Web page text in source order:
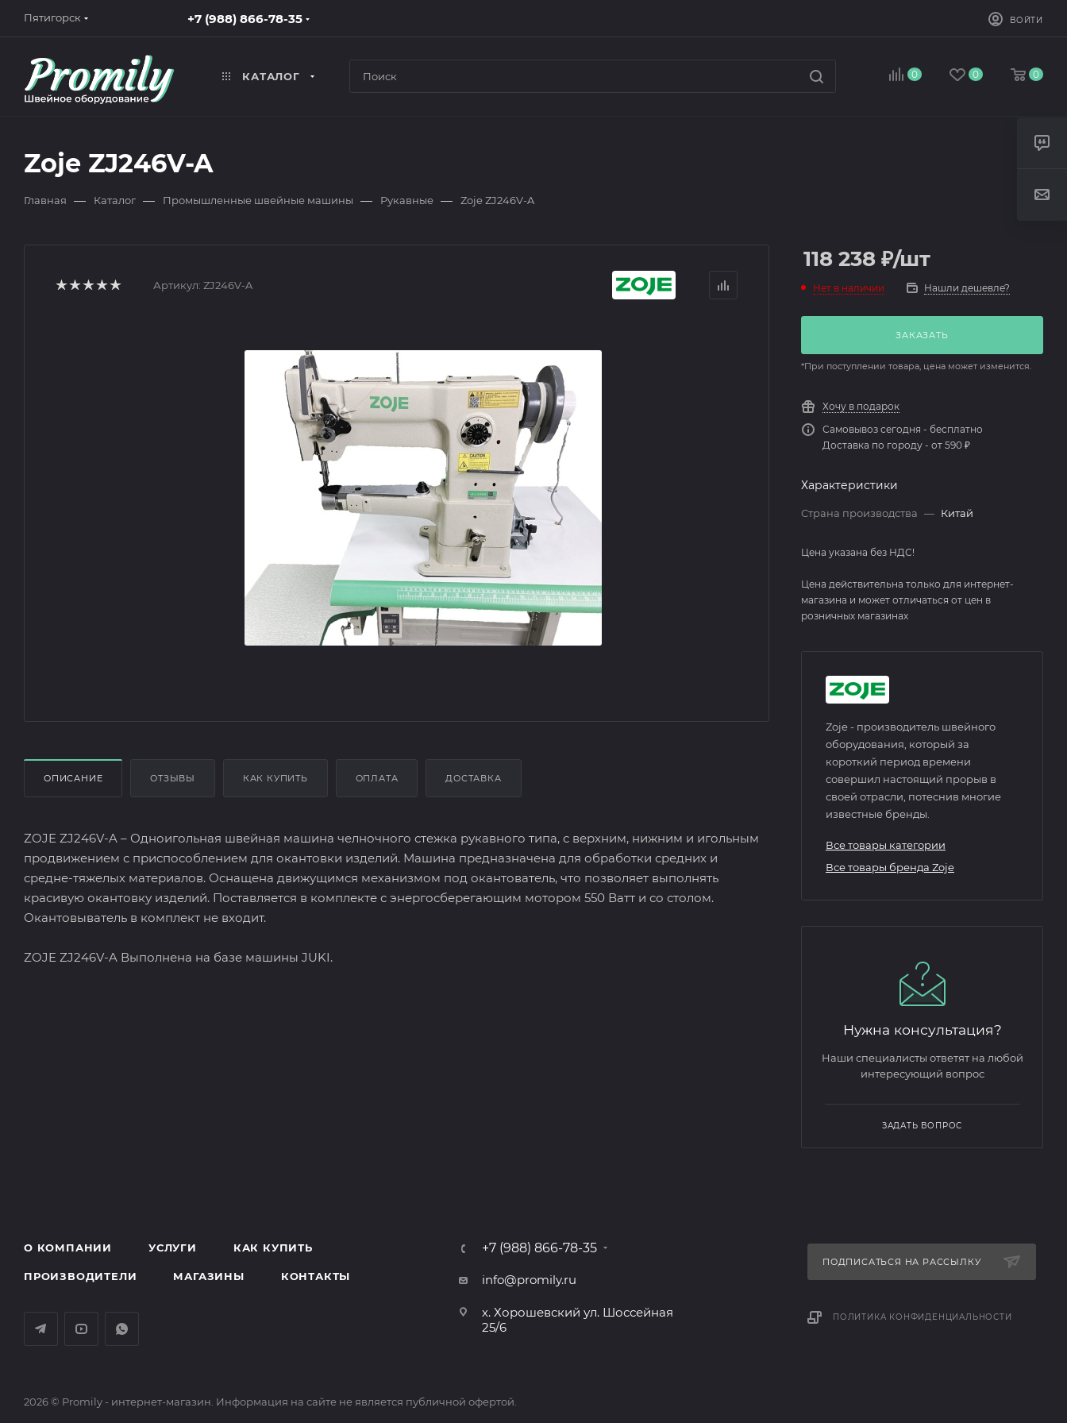
Пятигорск +7 (988) 866-78-35 ВОЙТИ
КАТАЛОГ 0 0 0
Zoje ZJ246V-A
Главная — Каталог — Промышленные швейные машины — Рукавные — Zoje ZJ246V-A
Артикул: ZJ246V-A
ОПИСАНИЕ ОТЗЫВЫ КАК КУПИТЬ ОПЛАТА ДОСТАВКА
ZOJE ZJ246V-A – Одноигольная швейная машина челночного стежка рукавного типа, с верхним, нижним и игольным
продвижением с приспособлением для окантовки изделий. Машина предназначена для обработки средних и
средне-тяжелых материалов. Оснащена движущимся механизмом под окантователь, что позволяет выполнять
красивую окантовку изделий. Поставляется в комплекте с энергосберегающим мотором 550 Ватт и со столом.
Окантовыватель в комплект не входит.
ZOJE ZJ246V-A Выполнена на базе машины JUKI.
118 238 ₽/шт
Нет в наличии Нашли дешевле?
ЗАКАЗАТЬ
*При поступлении товара, цена может изменится.
Хочу в подарок
Самовывоз сегодня - бесплатно
Доставка по городу - от 590 ₽
Характеристики
Страна производства — Китай
Цена указана без НДС!
Цена действительна только для интернет-
магазина и может отличаться от цен в
розничных магазинах
Zoje - производитель швейного
оборудования, который за
короткий период времени
совершил настоящий прорыв в
своей отрасли, потеснив многие
известные бренды.
Все товары категории
Все товары бренда Zoje
Нужна консультация?
Наши специалисты ответят на любой
интересующий вопрос
ЗАДАТЬ ВОПРОС
О КОМПАНИИ УСЛУГИ КАК КУПИТЬ
ПРОИЗВОДИТЕЛИ МАГАЗИНЫ КОНТАКТЫ
+7 (988) 866-78-35
info@promily.ru
х. Хорошевский ул. Шоссейная
25/6
ПОДПИСАТЬСЯ НА РАССЫЛКУ
ПОЛИТИКА КОНФИДЕНЦИАЛЬНОСТИ
2026 © Promily - интернет-магазин. Информация на сайте не является публичной офертой.